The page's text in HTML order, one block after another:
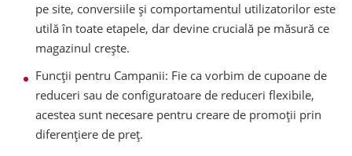
pe site, conversiile și comportamentul utilizatorilor este
utilă în toate etapele, dar devine crucială pe măsură ce
magazinul crește.
Funcții pentru Campanii: Fie ca vorbim de cupoane de
reduceri sau de configuratoare de reduceri flexibile,
acestea sunt necesare pentru creare de promoții prin
diferențiere de preț.